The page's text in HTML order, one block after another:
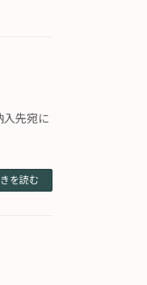
入先宛に
を読む